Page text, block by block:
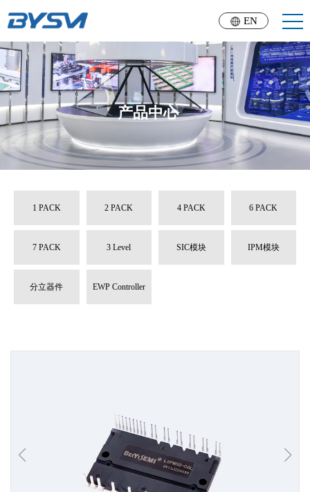
EN
产品中心
1 PACK 2 PACK 4 PACK 6 PACK
7 PACK 3 Level SIC模块 IPM模块
分立器件 EWP Controller